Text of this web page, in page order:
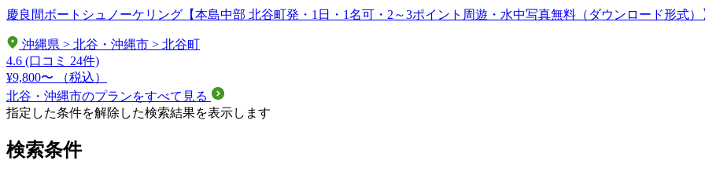
慶良間ボートシュノーケリング【本島中部 北谷町発・1日・1名可・2～3ポイント周遊・水中写真無料（ダウンロード形式）
沖縄県 > 北谷・沖縄市 > 北谷町
4.6 (口コミ 24件)
¥9,800〜
（税込）
北谷・沖縄市のプランをすべて見る
指定した条件を解除した検索結果を表示します
検索条件